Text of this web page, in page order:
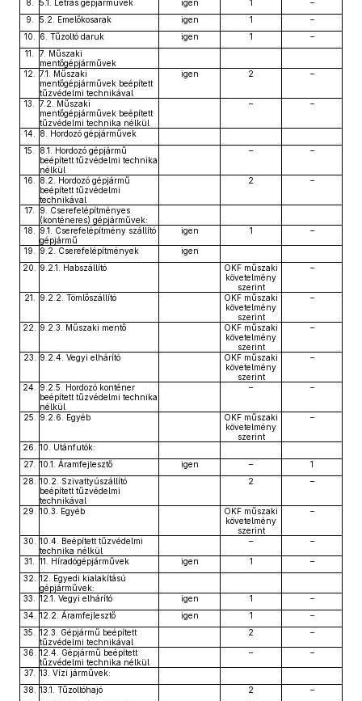
8. 5.1. Létrás gépjárművek igen 1
–
9.
5.2. Emelőkosarak igen 1
–
10.
6. Tűzoltó daruk igen 1
–
11.
7. Műszaki
mentőgépjárművek
12.
7.1. Műszaki
mentőgépjárművek beépített
tűzvédelmi technikával
igen 2 –
13.
7.2. Műszaki
mentőgépjárművek beépített
tűzvédelmi technika nélkül
– –
14.
8. Hordozó gépjárművek
15.
8.1. Hordozó gépjármű
beépített tűzvédelmi technika
nélkül
– –
16.
8.2. Hordozó gépjármű
beépített tűzvédelmi
technikával
2 –
17.
9. Cserefelépítményes
(konténeres) gépjárművek:
18.
9.1. Cserefelépítmény szállító
gépjármű
igen 1 –
19. 9.2. Cserefelépítmények
igen
20.
9.2.1. Habszállító
OKF műszaki
követelmény
szerint
–
21. 9.2.2. Tömlőszállító
OKF műszaki
követelmény
szerint
–
22. 9.2.3. Műszaki mentő
OKF műszaki
követelmény
szerint
–
23. 9.2.4. Vegyi elhárító
OKF műszaki
követelmény
szerint
–
24.
9.2.5. Hordozó konténer
beépített tűzvédelmi technika
nélkül
– –
25. 9.2.6. Egyéb
OKF műszaki
követelmény
szerint
–
26.
10. Utánfutók:
27.
10.1. Áramfejlesztő igen –
1
28.
10.2. Szivattyúszállító
beépített tűzvédelmi
technikával
2 –
29. 10.3. Egyéb
OKF műszaki
követelmény
szerint
–
30.
10.4. Beépített tűzvédelmi
technika nélkül
– –
31. 11. Híradógépjárművek igen 1
–
32.
12. Egyedi kialakítású
gépjárművek:
33.
12.1. Vegyi elhárító igen 1
–
34.
12.2. Áramfejlesztő igen 1
–
35.
12.3. Gépjármű beépített
tűzvédelmi technikával
2 –
36.
12.4. Gépjármű beépített
tűzvédelmi technika nélkül
– –
37.
13. Vízi járművek:
38.
13.1. Tűzoltóhajó 2
–